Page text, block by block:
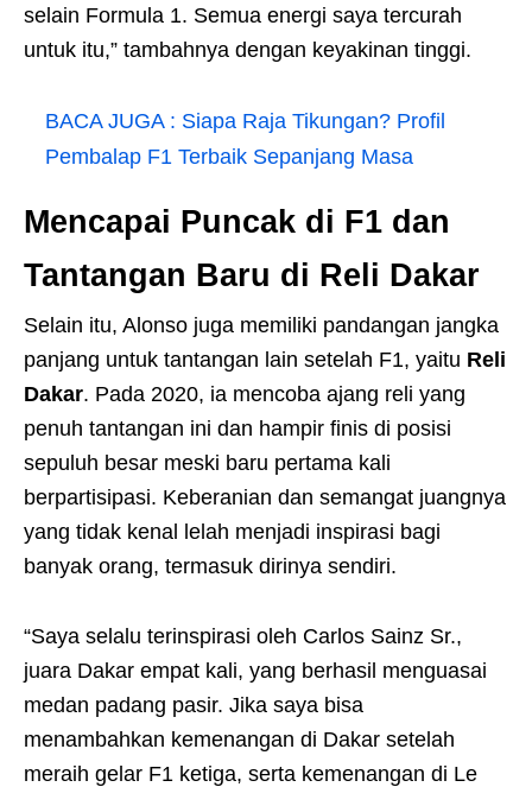
selain Formula 1. Semua energi saya tercurah
untuk itu,” tambahnya dengan keyakinan tinggi.
BACA JUGA : Siapa Raja Tikungan? Profil
Pembalap F1 Terbaik Sepanjang Masa
Mencapai Puncak di F1 dan
Tantangan Baru di Reli Dakar
Selain itu, Alonso juga memiliki pandangan jangka
panjang untuk tantangan lain setelah F1, yaitu Reli
Dakar. Pada 2020, ia mencoba ajang reli yang
penuh tantangan ini dan hampir finis di posisi
sepuluh besar meski baru pertama kali
berpartisipasi. Keberanian dan semangat juangnya
yang tidak kenal lelah menjadi inspirasi bagi
banyak orang, termasuk dirinya sendiri.
“Saya selalu terinspirasi oleh Carlos Sainz Sr.,
juara Dakar empat kali, yang berhasil menguasai
medan padang pasir. Jika saya bisa
menambahkan kemenangan di Dakar setelah
meraih gelar F1 ketiga, serta kemenangan di Le